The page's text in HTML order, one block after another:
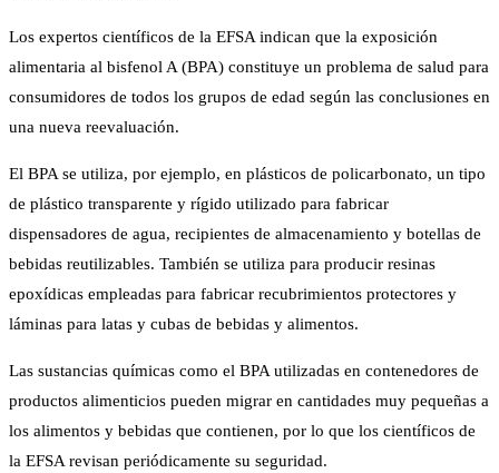
Los expertos científicos de la EFSA indican que la exposición
alimentaria al bisfenol A (BPA) constituye un problema de salud para
consumidores de todos los grupos de edad según las conclusiones en
una nueva reevaluación.
El BPA se utiliza, por ejemplo, en plásticos de policarbonato, un tipo
de plástico transparente y rígido utilizado para fabricar
dispensadores de agua, recipientes de almacenamiento y botellas de
bebidas reutilizables. También se utiliza para producir resinas
epoxídicas empleadas para fabricar recubrimientos protectores y
láminas para latas y cubas de bebidas y alimentos.
Las sustancias químicas como el BPA utilizadas en contenedores de
productos alimenticios pueden migrar en cantidades muy pequeñas a
los alimentos y bebidas que contienen, por lo que los científicos de
la EFSA revisan periódicamente su seguridad.